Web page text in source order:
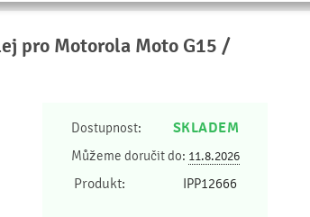
pro Motorola Moto G15 /
Dostupnost: SKLADEM
Můžeme doručit do: 11.8.2026
Produkt: IPP12666